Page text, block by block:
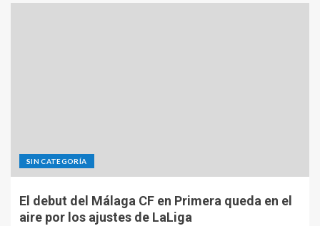
SIN CATEGORÍA
El debut del Málaga CF en Primera queda en el
aire por los ajustes de LaLiga